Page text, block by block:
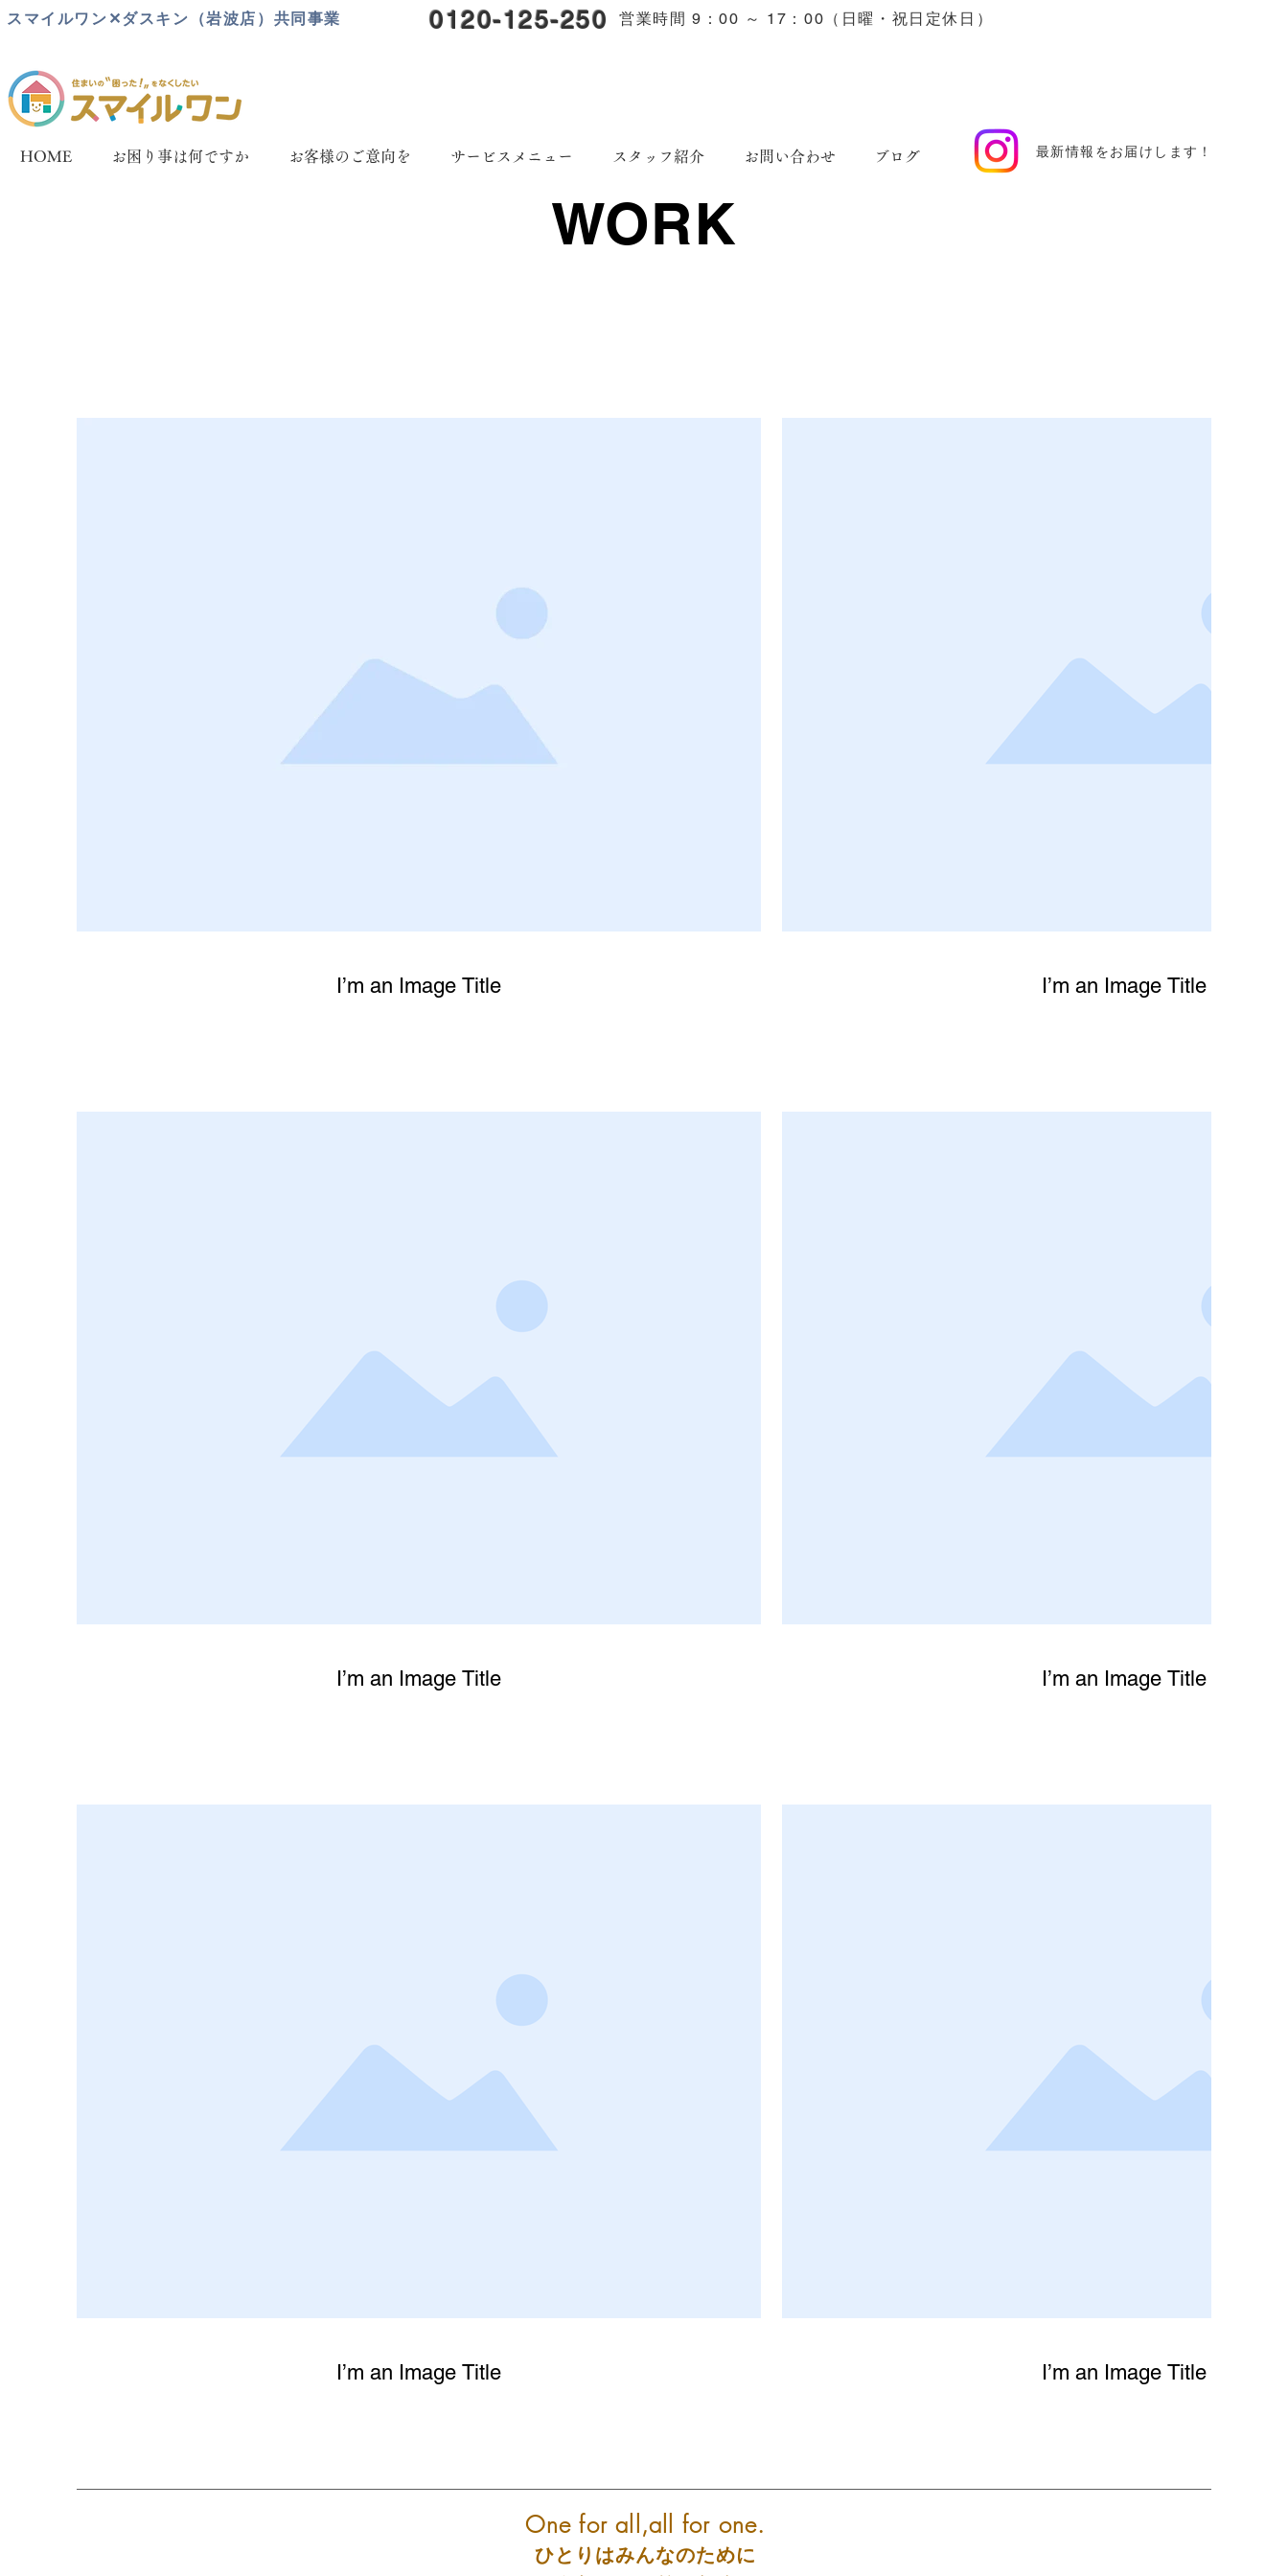
WORK
I’m an Image Title I’m an Image Title
I’m an Image Title I’m an Image Title
I’m an Image Title I’m an Image Title
スマイルワン✕ダスキン（岩波店）共同事業 ​営業時間 9：00 ～ 17：00（日曜・祝日定休日）
0120-125-250
HOME お困り事は何ですか お客様のご意向を サービスメニュー スタッフ紹介 お問い合わせ ブログ 最新情報をお届けします！
One for all,all for one.
ひとりはみんなのために